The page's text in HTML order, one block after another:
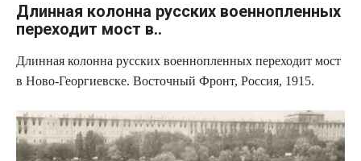
Длинная колонна русских военнопленных
переходит мост в..
Длинная колонна русских военнопленных переходит мост
в Ново-Георгиевске. Восточный Фронт, Россия, 1915.